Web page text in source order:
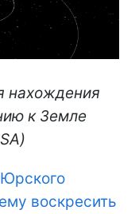
нахождения
к Земле
воскресить